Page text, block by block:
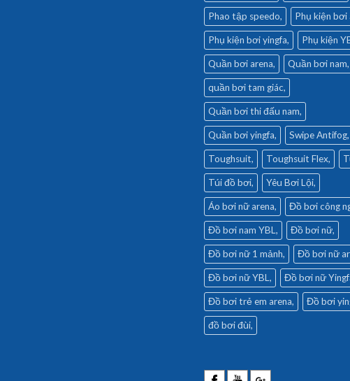
Phao tập speedo Phụ kiện bơi
Phụ kiện bơi yingfa Phụ kiện
Quần bơi arena Quần bơi nam
quần bơi tam giác
Quần bơi thi đấu nam
Quần bơi yingfa Swipe Antifog
Toughsuit Toughsuit Flex
Túi đồ bơi Yêu Bơi Lội
Áo bơi nữ arena Đồ bơi công
Đồ bơi nam YBL Đồ bơi nữ
Đồ bơi nữ 1 mảnh Đồ bơi nữ
Đồ bơi nữ YBL Đồ bơi nữ
Đồ bơi trẻ em arena Đồ bơi
đồ bơi đùi